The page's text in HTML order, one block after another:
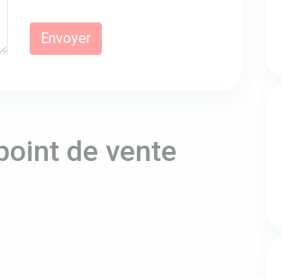
de vente